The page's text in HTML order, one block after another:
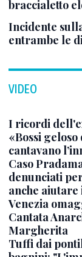
braccialetto
Incidente
entrambe le
VIDEO
I ricordi
«Bossi
cantavano
Caso
denunciati
anche
Venezia
Cantata
Margherita
Tuffi dai